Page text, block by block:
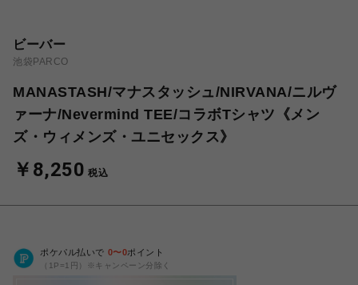
ビーバー
池袋PARCO
MANASTASH/マナスタッシュ/NIRVANA/ニルヴ
ァーナ/Nevermind TEE/コラボTシャツ《メン
ズ・ウィメンズ・ユニセックス》
￥8,250 税込
ポケパル払いで 0〜0ポイント
（1P=1円）※キャンペーン分除く